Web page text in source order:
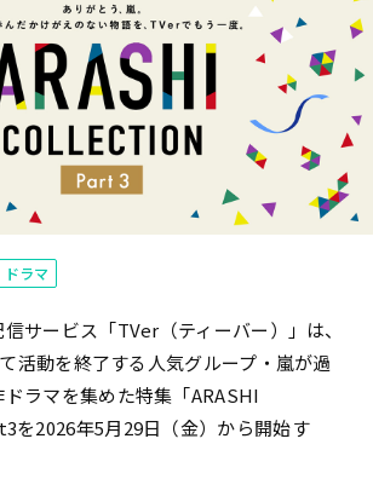
ドラマ
サービス「TVer（ティーバー）」は、
活動を終了する人気グループ・嵐が過
ラマを集めた特集「ARASHI
2026年5月29日（金）から開始す